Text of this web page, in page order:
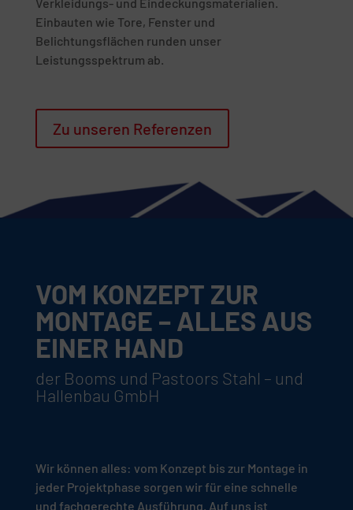
Einbauten wie Tore, Fenster und
Belichtungsflächen runden unser
Leistungsspektrum ab.
Zu unseren Referenzen
VOM KONZEPT ZUR
MONTAGE – ALLES AUS
EINER HAND
der Booms und Pastoors Stahl – und
Hallenbau GmbH
Wir können alles: vom Konzept bis zur Montage in
jeder Projektphase sorgen wir für eine schnelle
und fachgerechte Ausführung. Auf uns ist